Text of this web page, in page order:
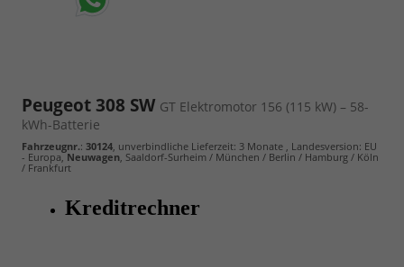
Peugeot 308 SW GT Elektromotor 156 (115 kW) – 58-
kWh-Batterie
Fahrzeugnr.: 30124, unverbindliche Lieferzeit: 3 Monate , Landesversion: EU
- Europa,Neuwagen, Saaldorf-Surheim / München / Berlin / Hamburg / Köln
/ Frankfurt